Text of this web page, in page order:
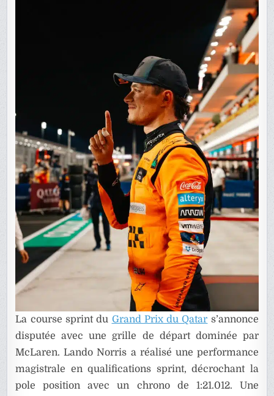
La course sprint du Grand Prix du Qatar s’annonce
disputée avec une grille de départ dominée par
McLaren. Lando Norris a réalisé une performance
magistrale en qualifications sprint, décrochant la
pole position avec un chrono de 1:21.012. Une